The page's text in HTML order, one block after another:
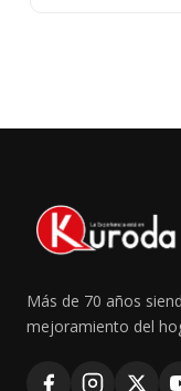
Más de 70 años
mejoramiento del